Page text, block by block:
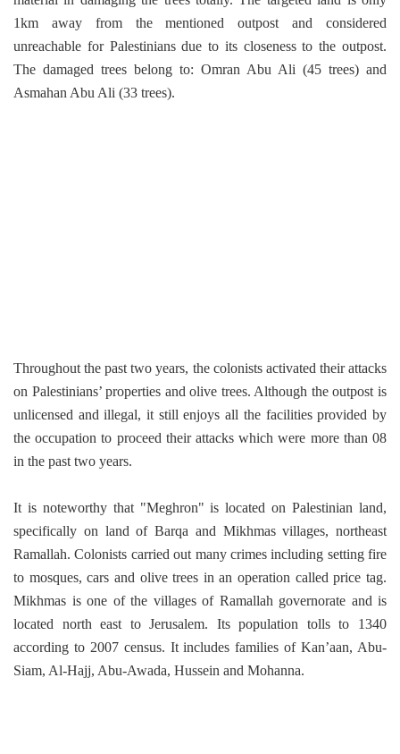
1km away from the mentioned outpost and considered
unreachable for Palestinians due to its closeness to the outpost.
The damaged trees belong to: Omran Abu Ali (45 trees) and
Asmahan Abu Ali (33 trees).
Throughout the past two years, the colonists activated their attacks
on Palestinians’ properties and olive trees. Although the outpost is
unlicensed and illegal, it still enjoys all the facilities provided by
the occupation to proceed their attacks which were more than 08
in the past two years.
It is noteworthy that "Meghron" is located on Palestinian land,
specifically on land of Barqa and Mikhmas villages, northeast
Ramallah. Colonists carried out many crimes including setting fire
to mosques, cars and olive trees in an operation called price tag.
Mikhmas is one of the villages of Ramallah governorate and is
located north east to Jerusalem. Its population tolls to 1340
according to 2007 census. It includes families of Kan’aan, Abu-
Siam, Al-Hajj, Abu-Awada, Hussein and Mohanna.